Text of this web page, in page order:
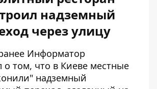
надземный
через улицу
Информатор
о том, что в Киеве местные
надземный